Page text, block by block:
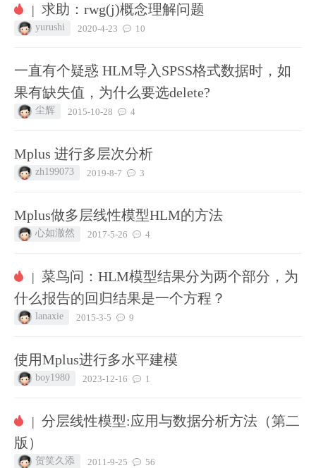
| 求助：rwg(j)概念理解问题
yurushi 2020-4-23 10
一直有个疑惑 HLM导入SPSS格式数据时，如
果有缺失值，为什么要选delete?
尘辉 2015-10-28 4
Mplus 进行多层次分析
zh199073 2019-8-7 3
Mplus做多层线性模型HLM的方法
心如澈然 2017-5-26 4
| 菜鸟问：HLM模型结果分为两个部分，为
什么报告的回归结果是一个方程？
lanaxie 2015-3-5 9
使用Mplus进行多水平建模
boy1980 2023-12-16 1
| 分层线性模型:应用与数据分析方法（第二
版）
贺笑久添 2011-9-25 56